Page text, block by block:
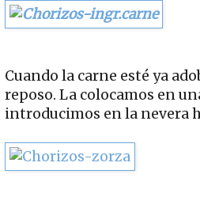
Cuando la carne esté ya
reposo. La colocamos en
introducimos en la nevera